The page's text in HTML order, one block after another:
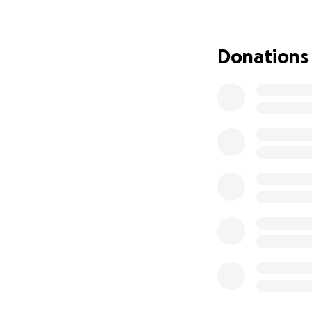
INTERVISTA
Donations